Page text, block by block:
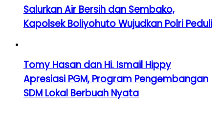
Salurkan Air Bersih dan Sembako,
Kapolsek Boliyohuto Wujudkan Polri Peduli
Tomy Hasan dan Hi. Ismail Hippy
Apresiasi PGM, Program Pengembangan
SDM Lokal Berbuah Nyata